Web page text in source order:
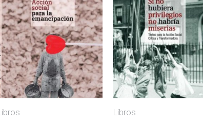
Libros